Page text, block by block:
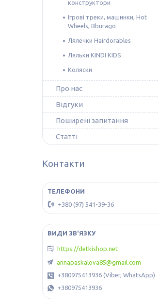
конструктори
Ігрові треки, машинки, Hot
Wheels, Bburago
Лялечки Hairdorables
Ляльки KINDI KIDS
Коляски
Про нас
Відгуки
Поширені запитання
Статті
Контакти
+380 (97) 541-39-36
https://detkishop.net
annapaskalova85@gmail.com
+380975413936 (Viber, WhatsApp)
+380975413936